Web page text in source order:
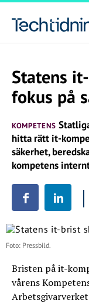
Statens
fokus på
KOMPETENS
hitta rätt it-
säkerhet,
kompetens
Foto: Pressbild.
Bristen på it-
vårens